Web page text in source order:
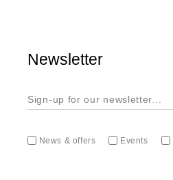
Newsletter
News & offers Events